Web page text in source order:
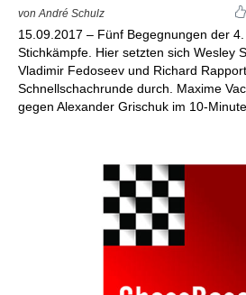
von André Schulz
15.09.2017 – Fünf Begegnungen der
Stichkämpfe. Hier setzten sich Wesley
Vladimir Fedoseev und Richard
Schnellschachrunde durch. Maxime
gegen Alexander Grischuk im 10-